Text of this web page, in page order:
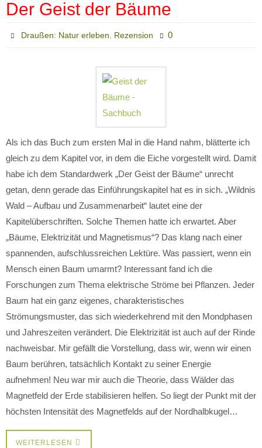
Der Geist der Bäume
Draußen: Natur erleben, Rezension 0
Als ich das Buch zum ersten Mal in die Hand nahm, blätterte ich
gleich zu dem Kapitel vor, in dem die Eiche vorgestellt wird. Damit
habe ich dem Standardwerk „Der Geist der Bäume“ unrecht
getan, denn gerade das Einführungskapitel hat es in sich. „Wildnis
Wald – Aufbau und Zusammenarbeit“ lautet eine der
Kapitelüberschriften. Solche Themen hatte ich erwartet. Aber
„Bäume, Elektrizität und Magnetismus“? Das klang nach einer
spannenden, aufschlussreichen Lektüre. Was passiert, wenn ein
Mensch einen Baum umarmt? Interessant fand ich die
Forschungen zum Thema elektrische Ströme bei Pflanzen. Jeder
Baum hat ein ganz eigenes, charakteristisches
Strömungsmuster, das sich wiederkehrend mit den Mondphasen
und Jahreszeiten verändert. Die Elektrizität ist auch auf der Rinde
nachweisbar. Mir gefällt die Vorstellung, dass wir, wenn wir einen
Baum berühren, tatsächlich Kontakt zu seiner Energie
aufnehmen! Neu war mir auch die Theorie, dass Wälder das
Magnetfeld der Erde stabilisieren helfen. So liegt der Punkt mit der
höchsten Intensität des Magnetfelds auf der Nordhalbkugel…
WEITERLESEN